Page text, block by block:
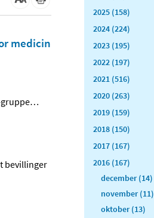
medicin
…
bevillinger
2025 (158)
2024 (224)
2023 (195)
2022 (197)
2021 (516)
2020 (263)
2019 (159)
2018 (150)
2017 (167)
2016 (167)
december (14)
november (11)
oktober (13)